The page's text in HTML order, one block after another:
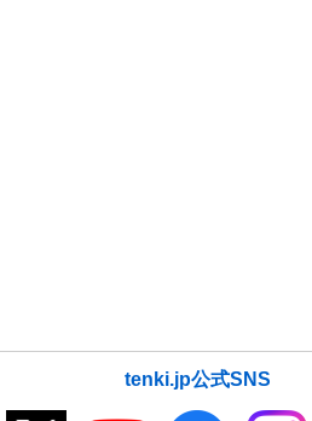
tenki.jp公式SNS